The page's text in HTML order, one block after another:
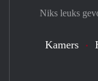
Niks leuks
Kamers